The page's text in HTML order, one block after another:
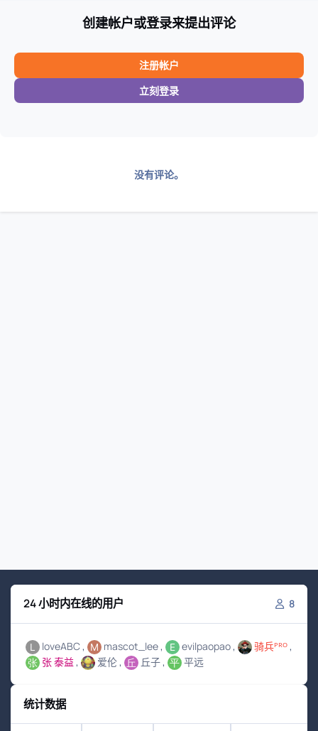
创建帐户或登录来提出评论
注册帐户
立刻登录
没有评论。
24 小时内在线的用户 8
loveABC mascot_lee evilpaopao
骑兵ᴾᴿᴼ
张 泰益
爱伦 丘子 平远
统计数据